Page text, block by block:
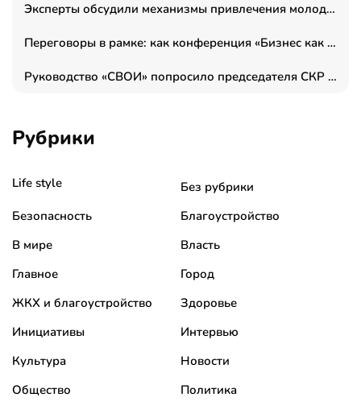
Эксперты обсудили механизмы привлечения молодых специалистов в промышленные города
Переговоры в рамке: как конференция «Бизнес как искусство» переформатирует деловой этикет в стенах ТПП РФ
Руководство «СВОИ» попросило председателя СКР дать правовую оценку обысков в тыловом штабе
Рубрики
Life style
Без рубрики
Безопасность
Благоустройство
В мире
Власть
Главное
Город
ЖКХ и благоустройство
Здоровье
Инициативы
Интервью
Культура
Новости
Общество
Политика